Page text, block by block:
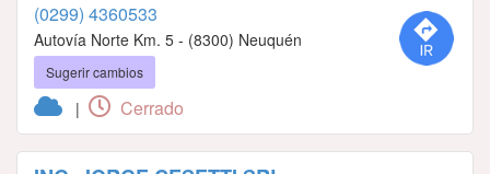
(0299) 4360533
Autovía Norte Km. 5 - (8300) Neuquén
Sugerir cambios
| Cerrado